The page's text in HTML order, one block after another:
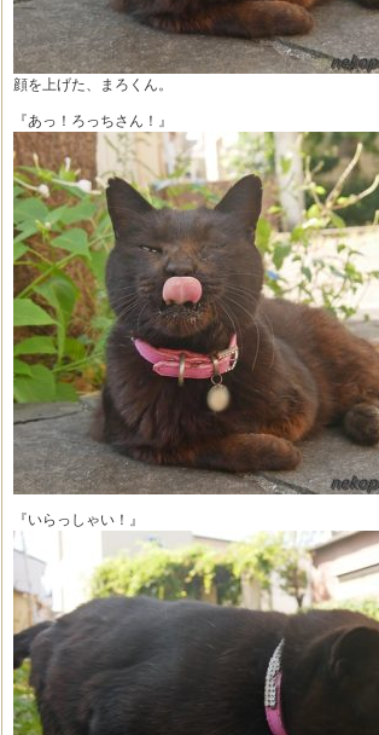
顔を上げた、まろくん。
『あっ！ろっちさん！』
『いらっしゃい！』